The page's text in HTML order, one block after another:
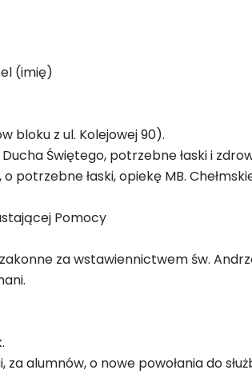
(imię)
bloku z ul. Kolejowej 90).
Ducha Świętego, potrzebne łaski i
potrzebne łaski, opiekę MB.
Pomocy
za wstawiennictwem św.
alumnów, o nowe powołania do